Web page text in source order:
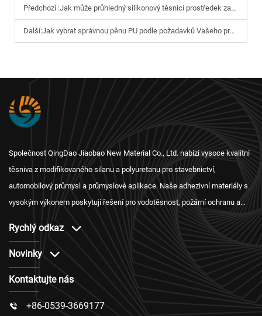
Předchozí :Jak může průhledný silikonový těsnicí prostředek zachovat estetický vzhled?
Další:Jak vybrat správnou pěnu PU podle požadavků Vašeho projektu?
Společnost QingDao Jiaobao New Material Co., Ltd. nabízí vysoce kvalitní
těsniva z modifikovaného silanu a polyuretanu pro stavebnictví,
automobilový průmysl a průmyslové aplikace. Naše adhezivní materiály s
vysokým výkonem poskytují řešení pro vodotěsnost, požární ochranu a
prodeji.
Rychlý odkaz
Novinky
Kontaktujte nás
 +86-0539-3669177